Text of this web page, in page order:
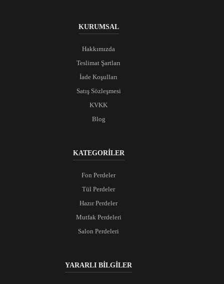
KURUMSAL
Hakkımızda
Teslimat Şartları
İade Koşulları
Satış Sözleşmesi
KVKK
Blog
KATEGORİLER
Fon Perdeler
Tül Perdeler
Hazır Perdeler
Mutfak Perdeleri
Salon Perdeleri
YARARLI BİLGİLER